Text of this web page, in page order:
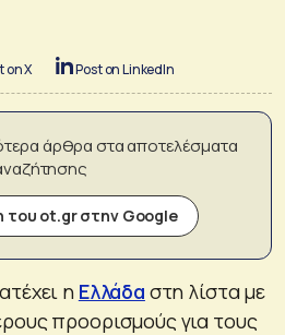
on X Post on LinkedIn
άρθρα στα αποτελέσματα
του ot.gr στην Google
η Ελλάδα στη λίστα με
προορισμούς για τους